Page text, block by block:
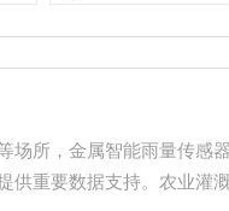
场所，金属智能雨量传感
供重要数据支持。农业灌